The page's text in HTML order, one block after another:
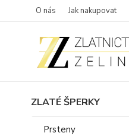
O nás Jak nakupovat
ZLATÉ ŠPERKY
Prsteny